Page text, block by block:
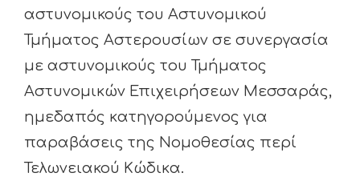
αστυνομικούς του Αστυνομικού
Τμήματος Αστερουσίων σε συνεργασία
με αστυνομικούς του Τμήματος
Αστυνομικών Επιχειρήσεων Μεσσαράς,
ημεδαπός κατηγορούμενος για
παραβάσεις της Νομοθεσίας περί
Τελωνειακού Κώδικα.